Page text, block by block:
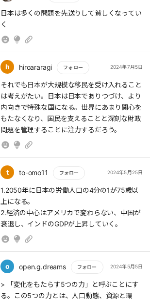
もっと読む
日本は多くの問題を先送りして貧しくなってい
く
h hiroararagi フォロー 2024年7月5日
もっと読む
それでも日本が大規模な移民を受け入れること
は考えがたい。日本は日本でありつづけ、より
内向きで特殊な国になる。世界にあまり関心を
もたなくなり、国民を支えることと深刻な財政
問題を管理することに注力するだろう。
t to-omo11 フォロー 2024年5月25日
もっと読む
1.2050年に日本の労働人口の4分の1が75歳以
上になる。
2.経済の中心はアメリカで変わらない、中国が
衰退し、インドのGDPが上昇していく。
o open.g.dreams フォロー 2024年5月5日
もっと読む
> 「変化をもたらす5つの力」と呼ぶことにす
る。この5つの力とは、人口動態、資源と環